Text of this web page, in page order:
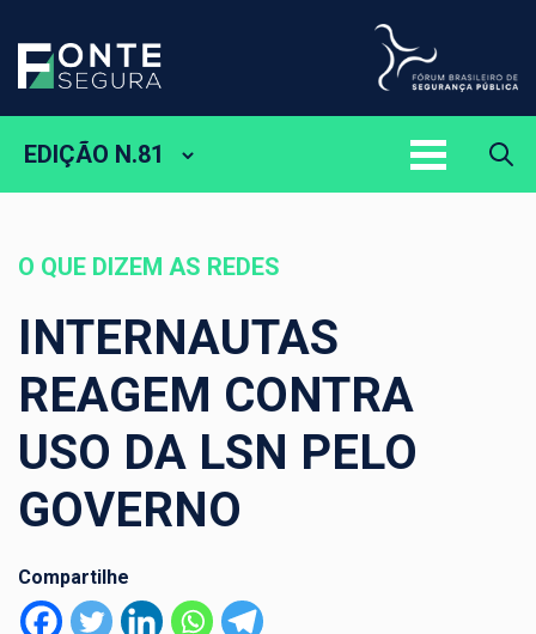
EDIÇÃO N.81
O QUE DIZEM AS REDES
INTERNAUTAS
REAGEM CONTRA
USO DA LSN PELO
GOVERNO
Compartilhe